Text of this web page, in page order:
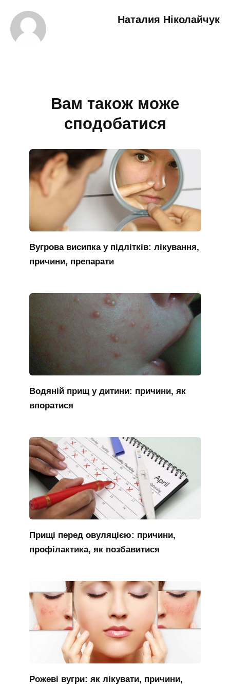
Наталия Ніколайчук
Вам також може
сподобатися
Вугрова висипка у підлітків: лікування,
причини, препарати
Водяній прищ у дитини: причини, як
впоратися
Прищі перед овуляцією: причини,
профілактика, як позбавитися
Рожеві вугри: як лікувати, причини,